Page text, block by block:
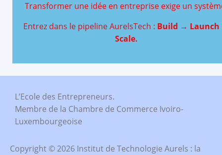
Transformer une idée en entreprise exige un
Entrez dans le pipeline AurelsTech : Build →
Scale.
L’Ecole des Entrepreneurs.
Membre de la Chambre de Commerce Ivoiro-
Luxembourgeoise
Copyright © 2026 Institut de Technologie Aurels : la